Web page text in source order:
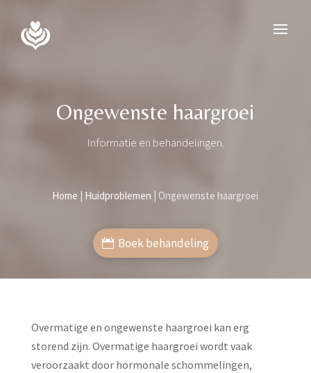
Ongewenste haargroei
Informatie en behandelingen.
Home | Huidproblemen | Ongewenste haargroei
Boek behandeling
Overmatige en ongewenste haargroei kan erg
storend zijn. Overmatige haargroei wordt vaak
veroorzaakt door hormonale schommelingen,